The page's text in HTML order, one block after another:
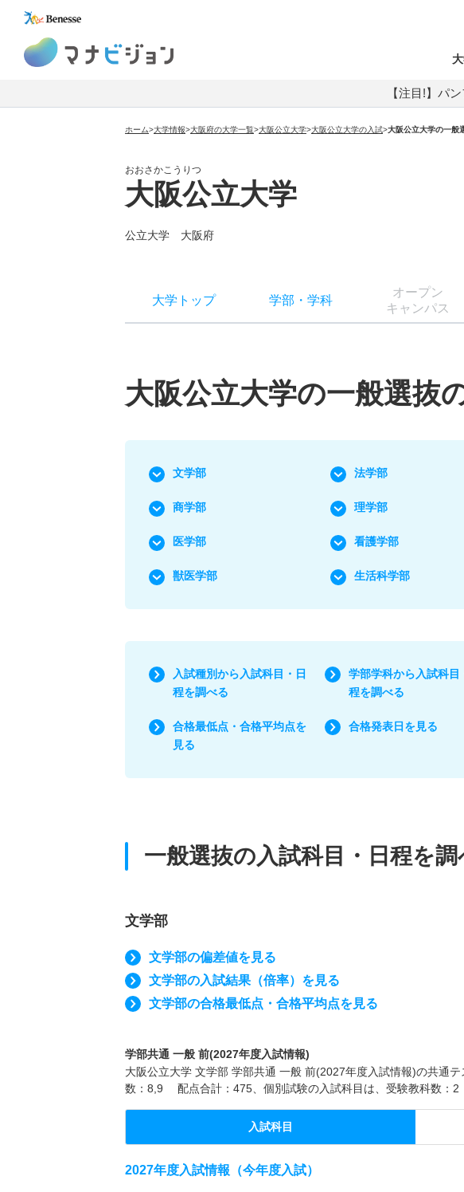
【注目!】パ
ホーム>大学情報>大阪府の大学一覧>大阪公立大学>大阪公立大学の入試>大阪公立大学の一般
おおさかこうりつ
大阪公立大学
公立大学 大阪府
大学トップ 学部 ・ 学科
オープン
キャンパス
大阪公立大学の一般選抜
文学部 法学部
商学部 理学部
医学部 看護学部
獣医学部 生活科学部
入試種別から入試科目・日
程を調べる
学部学科から入試科目
程を調べる
合格最低点・合格平均点を
見る
合格発表日を見る
一般選抜の入試科目・日程を調
文学部
文学部の偏差値を見る
文学部の入試結果（倍率）を見る
文学部の合格最低点・合格平均点を見る
学部共通 一般 前(2027年度入試情報)
大阪公立大学 文学部 学部共通 一般 前(2027年度入試情報)の共通
数：8,9 配点合計：475、個別試験の入試科目は、受験教科数：
入試科目
2027年度入試情報（今年度入試）